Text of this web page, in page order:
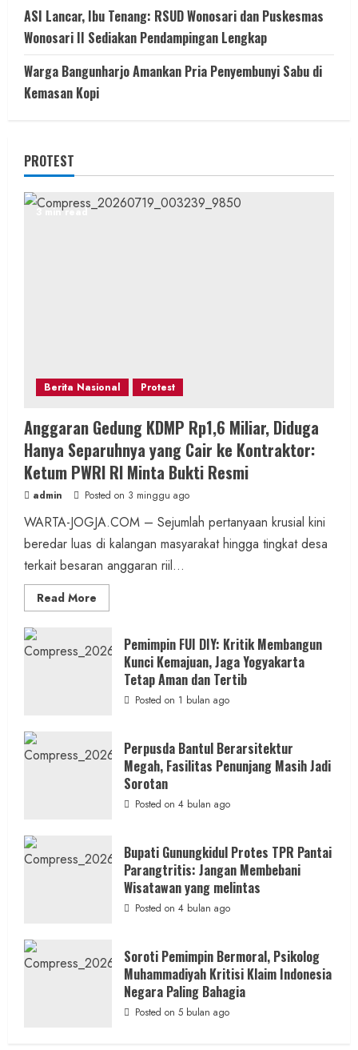
ASI Lancar, Ibu Tenang: RSUD Wonosari dan Puskesmas
Wonosari II Sediakan Pendampingan Lengkap
Warga Bangunharjo Amankan Pria Penyembunyi Sabu di
Kemasan Kopi
PROTEST
3 min read
Berita Nasional Protest
Anggaran Gedung KDMP Rp1,6 Miliar, Diduga
Hanya Separuhnya yang Cair ke Kontraktor:
Ketum PWRI RI Minta Bukti Resmi
admin Posted on 3 minggu ago
WARTA-JOGJA.COM – Sejumlah pertanyaan krusial kini
beredar luas di kalangan masyarakat hingga tingkat desa
terkait besaran anggaran riil...
Read More
more
Gedung
KDMP
Rp1,6
Miliar,
Diduga
Hanya
Kontraktor:
Ketum
PWRI
Minta
Pemimpin FUI DIY: Kritik Membangun
Kunci Kemajuan, Jaga Yogyakarta
Tetap Aman dan Tertib
Posted on 1 bulan ago
Perpusda Bantul Berarsitektur
Megah, Fasilitas Penunjang Masih Jadi
Sorotan
Posted on 4 bulan ago
Bupati Gunungkidul Protes TPR Pantai
Parangtritis: Jangan Membebani
Wisatawan yang melintas
Posted on 4 bulan ago
Soroti Pemimpin Bermoral, Psikolog
Muhammadiyah Kritisi Klaim Indonesia
Negara Paling Bahagia
Posted on 5 bulan ago